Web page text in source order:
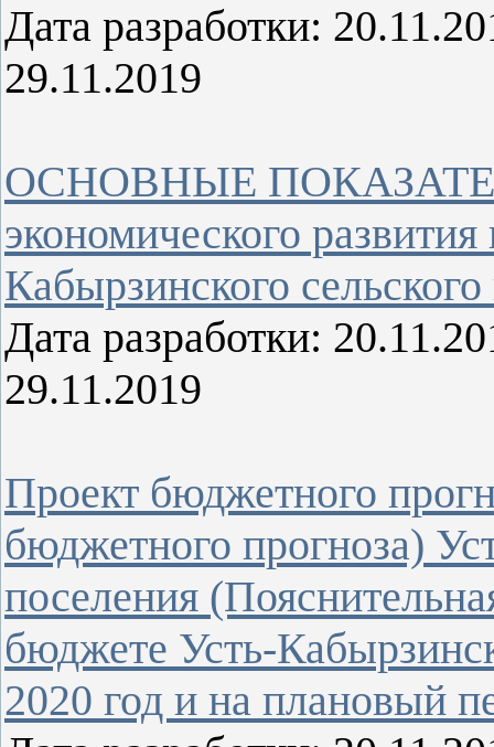
Дата разработки:
29.11.2019
ОСНОВНЫЕ
экономического
Кабырзинского
Дата разработки:
29.11.2019
Проект бюджетного
бюджетного прогноза)
поселения
бюджете Усть-
2020 год и на плановый